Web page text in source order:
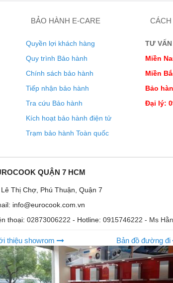
BẢO HÀNH E-CARE
Quyền lợi khách hàng
Quy trình Bảo hành
Chính sách bảo hành
Tiếp nhận bảo hành
Tra cứu Bảo hành
Kích hoạt bảo hành điện tử
Trạm bảo hành Toàn quốc
TƯ
Miền
Miền
Bảo
Đại lý:
QUẬN 7 HCM
Lê Thị Chợ, Phú Thuận, Quận 7
info@eurocook.com.vn
thoại: 02873006222 - Hotline: 0915746222 - Ms
thiệu showrom Bản đồ đường đi